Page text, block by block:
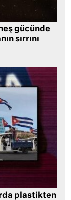
gücünde
sırrını
plastikten